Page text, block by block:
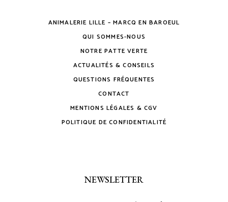
ANIMALERIE LILLE – MARCQ EN BAROEUL
QUI SOMMES-NOUS
NOTRE PATTE VERTE
ACTUALITÉS & CONSEILS
QUESTIONS FRÉQUENTES
CONTACT
MENTIONS LÉGALES & CGV
POLITIQUE DE CONFIDENTIALITÉ
NEWSLETTER